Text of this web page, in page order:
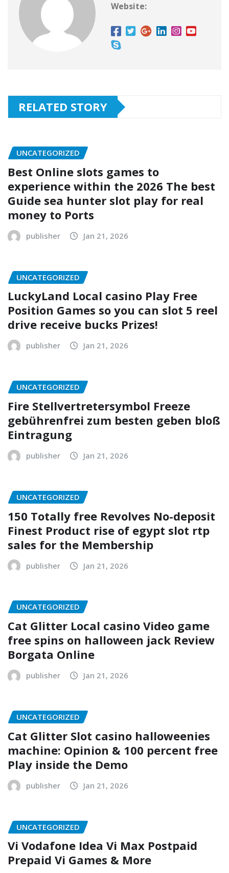
Website:
RELATED STORY
UNCATEGORIZED
Best Online slots games to
experience within the 2026 The best
Guide sea hunter slot play for real
money to Ports
publisher Jan 21, 2026
UNCATEGORIZED
LuckyLand Local casino Play Free
Position Games so you can slot 5 reel
drive receive bucks Prizes!
publisher Jan 21, 2026
UNCATEGORIZED
Fire Stellvertretersymbol Freeze
gebührenfrei zum besten geben bloß
Eintragung
publisher Jan 21, 2026
UNCATEGORIZED
150 Totally free Revolves No-deposit
Finest Product rise of egypt slot rtp
sales for the Membership
publisher Jan 21, 2026
UNCATEGORIZED
Cat Glitter Local casino Video game
free spins on halloween jack Review
Borgata Online
publisher Jan 21, 2026
UNCATEGORIZED
Cat Glitter Slot casino halloweenies
machine: Opinion & 100 percent free
Play inside the Demo
publisher Jan 21, 2026
UNCATEGORIZED
Vi Vodafone Idea Vi Max Postpaid
Prepaid Vi Games & More